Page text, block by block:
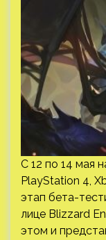
С 12 по 14 мая
PlayStation 4,
этап бета-
лице Blizzard
этом и